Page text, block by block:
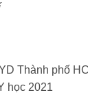
Thành phố
học 2021